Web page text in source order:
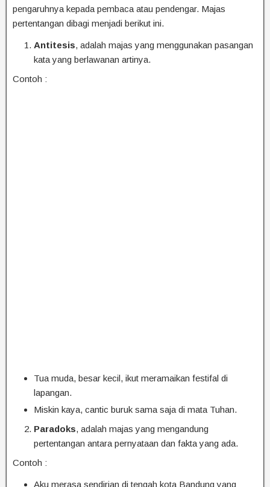
pengaruhnya kepada pembaca atau pendengar. Majas
pertentangan dibagi menjadi berikut ini.
Antitesis, adalah majas yang menggunakan pasangan
kata yang berlawanan artinya.
Contoh :
Tua muda, besar kecil, ikut meramaikan festifal di
lapangan.
Miskin kaya, cantic buruk sama saja di mata Tuhan.
Paradoks, adalah majas yang mengandung
pertentangan antara pernyataan dan fakta yang ada.
Contoh :
Aku merasa sendirian di tengah kota Bandung yang